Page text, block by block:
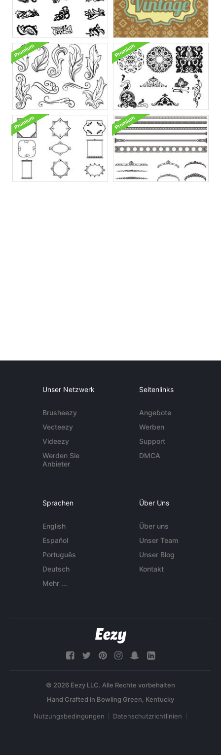
Unser Netzwerk
Brusheezy
Vecteezy
Videezy
Werden Sie
Anbieter
Seitenlinks
Angebote
Werben
Support
DMCA
Sprachen
English
Español
Português
Deutsch
Mehr ...
Über Uns
Über uns
Unser Team
Unser Blog
Kontakt
© 2026 Eezy LLC. Alle Rechte vorbehalten
Nutzungsbedingungen Datenschutzrichtlinien